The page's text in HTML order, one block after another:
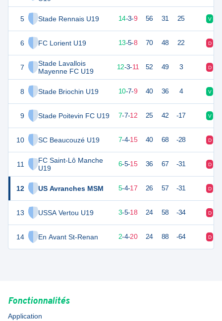
5 Stade Rennais U19
6 FC Lorient U19
7
Stade Lavallois
Mayenne FC U19
8 Stade Briochin U19
9 Stade Poitevin FC U19
10 SC Beaucouzé U19
11
FC Saint-Lô Manche
U19
12 US Avranches MSM
13 USSA Vertou U19
14 En Avant St-Renan
45 14-3-9 56 31 25 V
13-5-8 70 48 22 D
39 12-3-11 52 49 3 D
37 10-7-9 40 36 4 V
28 26 7-7-12 25 42 -17 V
25 7-4-15 40 68 -28 D
23 6-5-15 36 67 -31 D
19 26 5-4-17 26 57 -31 D
14 3-5-18 24 58 -34 D
10 2-4-20 24 88 -64 D
Fonctionnalités
Application